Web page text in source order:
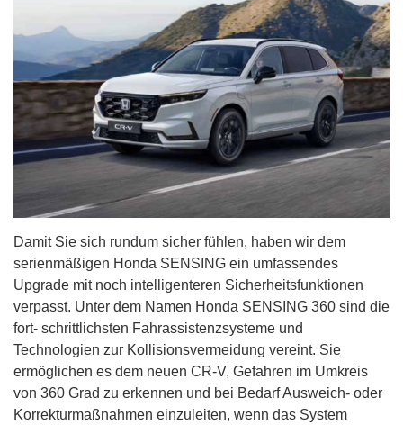
Damit Sie sich rundum sicher fühlen, haben wir dem
serienmäßigen Honda SENSING ein umfassendes
Upgrade mit noch intelligenteren Sicherheitsfunktionen
verpasst. Unter dem Namen Honda SENSING 360 sind die
fort- schrittlichsten Fahrassistenzsysteme und
Technologien zur Kollisionsvermeidung vereint. Sie
ermöglichen es dem neuen CR-V, Gefahren im Umkreis
von 360 Grad zu erkennen und bei Bedarf Ausweich- oder
Korrekturmaßnahmen einzuleiten, wenn das System